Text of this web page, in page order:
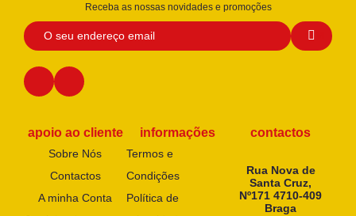
Receba as nossas novidades e promoções
apoio ao cliente
Sobre Nós
Contactos
A minha Conta
informações
Termos e
Condições
Política de
contactos
Rua Nova de
Santa Cruz,
Nº171 4710-409
Braga